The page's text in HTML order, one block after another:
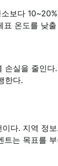
보다
표 온도를 낮
실을 줄인
한다.
다. 지역 정
는 목표를